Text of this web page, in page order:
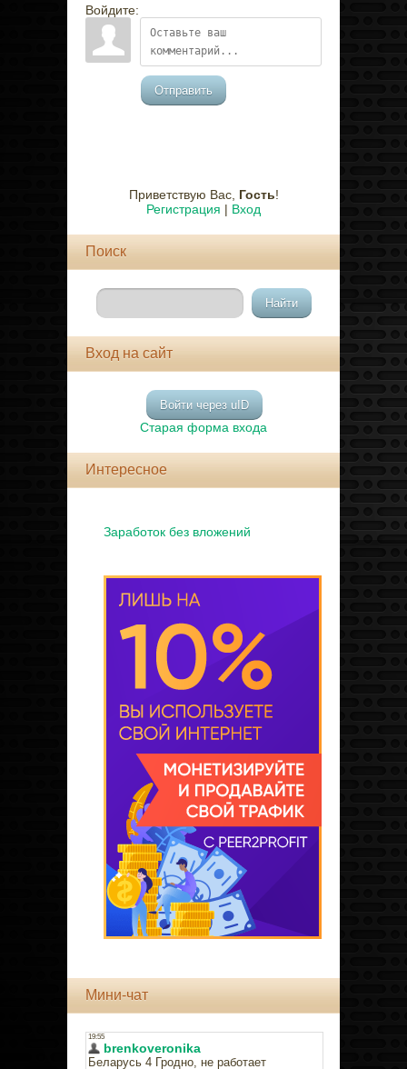
Войдите:
Отправить
Приветствую Вас, Гость!
Регистрация | Вход
Поиск
Вход на сайт
Войти через uID
Старая форма входа
Интересное
Заработок без вложений
Мини-чат